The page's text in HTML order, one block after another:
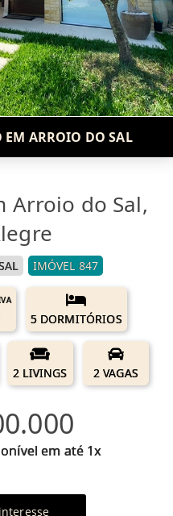
EM ARROIO DO SAL
Arroio do Sal,
IMÓVEL 847
5 DORMITÓRIOS
2 LIVINGS 2 VAGAS
em até 1x